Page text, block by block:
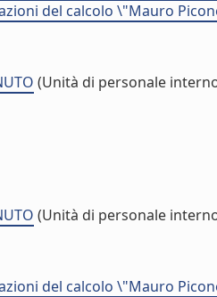
del calcolo \"Mauro
(Unità di personale
(Unità di personale
del calcolo \"Mauro